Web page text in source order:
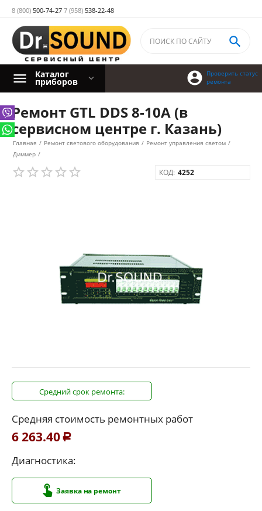
8 (800) 500-74-27 7 (958) 538-22-48
Проверить статус
ремонта


Каталог
приборов
Ремонт GTL DDS 8-10А (в
сервисном центре г. Казань)
Главная / Ремонт светового оборудования / Ремонт управления светом /
Диммер /
КОД: 4252
Средний срок ремонта:
Средняя стоимость ремонтных работ
6 263.40 Р
Диагностика:
Заявка на ремонт